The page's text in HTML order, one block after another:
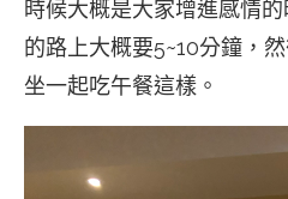
時候大概是大家增進感情
的路上大概要5~10分鐘，
坐一起吃午餐這樣。